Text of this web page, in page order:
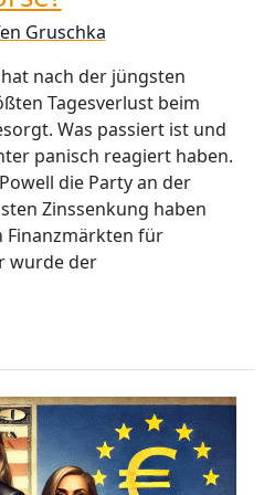
Gruschka
hat nach der jüngsten
Tagesverlust beim
Was passiert ist und
panisch reagiert haben.
die Party an der
Zinssenkung haben
Finanzmärkten für
wurde der